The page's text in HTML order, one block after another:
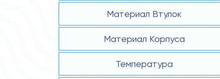
Материал Втулок
Материал Корпуса
Температура